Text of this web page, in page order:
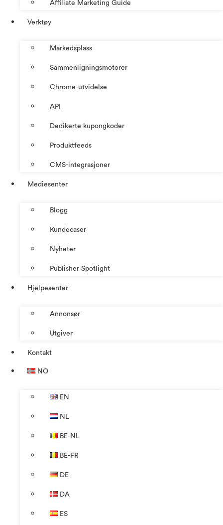
Affiliate Marketing Guide
Verktøy
Markedsplass
Sammenligningsmotorer
Chrome-utvidelse
API
Dedikerte kupongkoder
Produktfeeds
CMS-integrasjoner
Mediesenter
Blogg
Kundecaser
Nyheter
Publisher Spotlight
Hjelpesenter
Annonsør
Utgiver
Kontakt
NO
EN
NL
BE-NL
BE-FR
DE
DA
ES